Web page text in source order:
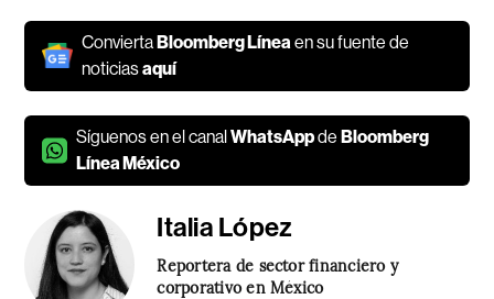
ConviertaBloomberg Línea en su fuente de
noticiasaquí
Síguenos en el canalWhatsAppdeBloomberg
Línea México
Italia López
Reportera de sector financiero y
corporativo en México